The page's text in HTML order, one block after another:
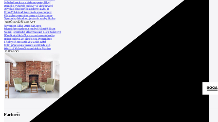
Světelné instalace a videomapping lákají
Demolici vyhořelé budovy ve Zlíně urychl
Odvolací soud nařídil zastavit stavbu Tr
Kroměřížská radnice získala stavební pov
Výstavba urgentního centra v Liberci ome
Nymburk přehodnocuje záměr stavby školky
NEJČTENĚJŠÍ ZPRÁVY
November Talks 2018: M.Corea
Jak nejlépe navrhnout kuchyň? Soutěž Blum
Soutěž „Umělecké dílo věnované Lucii Bakešové
Dům Karla Hubáčka – experimentální rodin
Hořící budova ve Zlíně se na dvou místec
Tři dny, tři noci a tři vily v záři světel
Kolín připravuje centrum sociálních služ
World of Volvo očima architekta Martina
KATALOG
Partneři